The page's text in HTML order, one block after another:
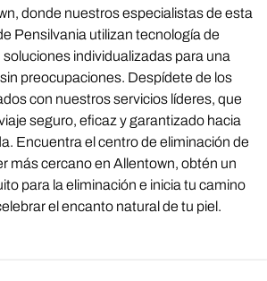
donde nuestros especialistas de esta
Pensilvania utilizan tecnología de
individualizadas para una
preocupaciones. Despídete de los
con nuestros servicios líderes, que
seguro, eficaz y garantizado hacia
Encuentra el centro de eliminación de
más cercano en Allentown, obtén un
para la eliminación e inicia tu camino
el encanto natural de tu piel.